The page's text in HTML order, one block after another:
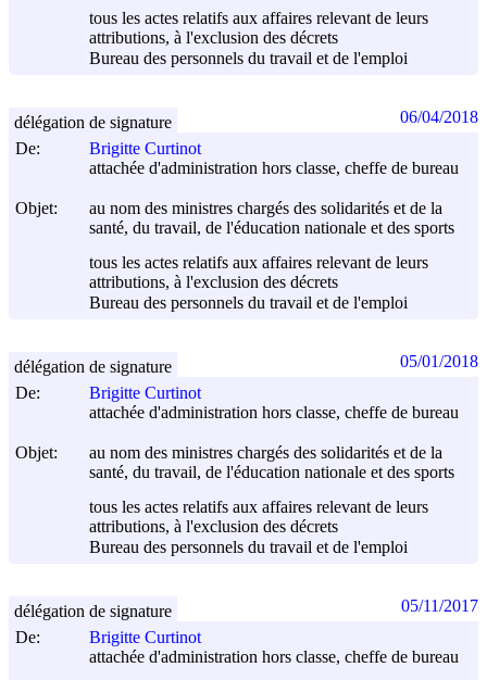
tous les actes relatifs aux affaires relevant de leurs
attributions, à l'exclusion des décrets
Bureau des personnels du travail et de l'emploi
De:
Brigitte Curtinot
attachée d'administration hors classe, cheffe de bureau
Objet:
au nom des ministres chargés des solidarités et de la
santé, du travail, de l'éducation nationale et des sports
tous les actes relatifs aux affaires relevant de leurs
attributions, à l'exclusion des décrets
Bureau des personnels du travail et de l'emploi
délégation de signature 06/04/2018
De:
Brigitte Curtinot
attachée d'administration hors classe, cheffe de bureau
Objet:
au nom des ministres chargés des solidarités et de la
santé, du travail, de l'éducation nationale et des sports
tous les actes relatifs aux affaires relevant de leurs
attributions, à l'exclusion des décrets
Bureau des personnels du travail et de l'emploi
délégation de signature 05/01/2018
De:
Brigitte Curtinot
attachée d'administration hors classe, cheffe de bureau
délégation de signature 05/11/2017